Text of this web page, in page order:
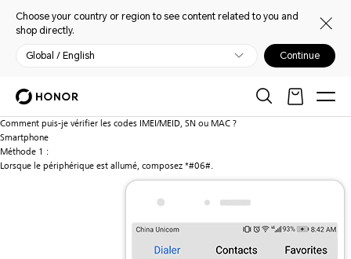
Choose your country or region to see content related to you and
shop directly.
Global / English Continue
Comment puis-je vérifier les codes IMEI/MEID, SN ou MAC ?
Smartphone
Méthode 1 :
Lorsque le périphérique est allumé, composez *#06#.